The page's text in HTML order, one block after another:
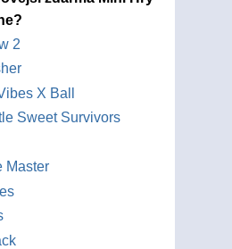
2
X Ball
Sweet Survivors
Master